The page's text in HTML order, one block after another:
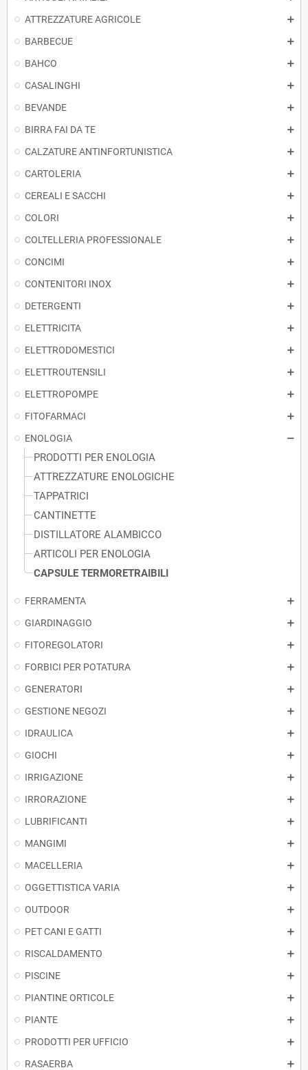
ATTREZZATURE AGRICOLE
BARBECUE
BAHCO
CASALINGHI
BEVANDE
BIRRA FAI DA TE
CALZATURE ANTINFORTUNISTICA
CARTOLERIA
CEREALI E SACCHI
COLORI
COLTELLERIA PROFESSIONALE
CONCIMI
CONTENITORI INOX
DETERGENTI
ELETTRICITA
ELETTRODOMESTICI
ELETTROUTENSILI
ELETTROPOMPE
FITOFARMACI
ENOLOGIA
PRODOTTI PER ENOLOGIA
ATTREZZATURE ENOLOGICHE
TAPPATRICI
CANTINETTE
DISTILLATORE ALAMBICCO
ARTICOLI PER ENOLOGIA
CAPSULE TERMORETRAIBILI
FERRAMENTA
GIARDINAGGIO
FITOREGOLATORI
FORBICI PER POTATURA
GENERATORI
GESTIONE NEGOZI
IDRAULICA
GIOCHI
IRRIGAZIONE
IRRORAZIONE
LUBRIFICANTI
MANGIMI
MACELLERIA
OGGETTISTICA VARIA
OUTDOOR
PET CANI E GATTI
RISCALDAMENTO
PISCINE
PIANTINE ORTICOLE
PIANTE
PRODOTTI PER UFFICIO
RASAERBA